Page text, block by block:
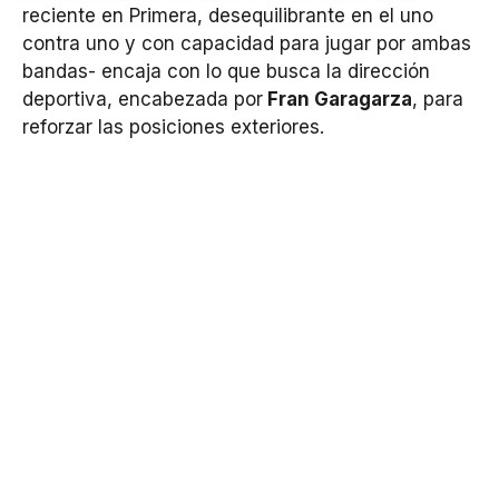
reciente en Primera, desequilibrante en el uno
contra uno y con capacidad para jugar por ambas
bandas- encaja con lo que busca la dirección
deportiva, encabezada por Fran Garagarza, para
reforzar las posiciones exteriores.